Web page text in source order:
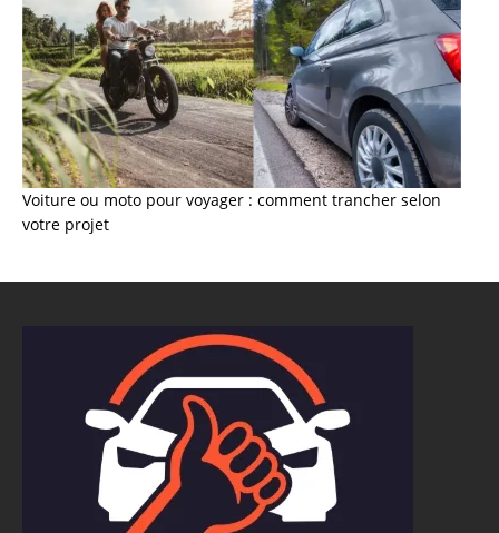
Voiture ou moto pour voyager : comment trancher selon
votre projet